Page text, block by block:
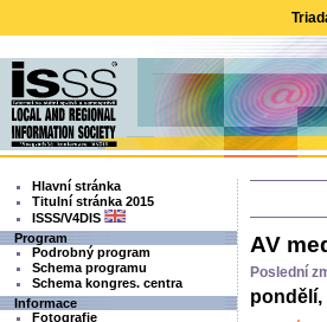
Hlavní stránka
Titulní stránka 2015
ISSS/V4DIS
Program
Podrobný program
Schema programu
Schema kongres. centra
Informace
Fotografie
AV
Poslední
pondělí,